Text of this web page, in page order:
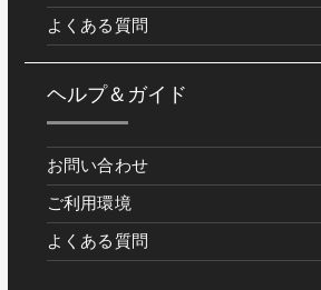
よくある質問
ヘルプ＆ガイド
お問い合わせ
ご利用環境
よくある質問